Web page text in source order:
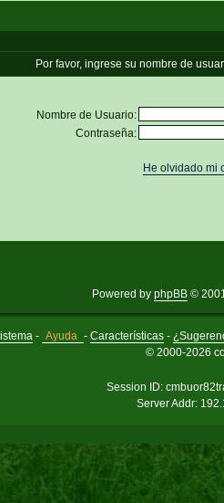
Por favor, ingrese su nombre de
Nombre de Usuario:
Contraseña:
He olvidado mi
Powered by phpBB ©
- Ayuda - Características-
© 2000-2026
Session ID:
Server Addr: